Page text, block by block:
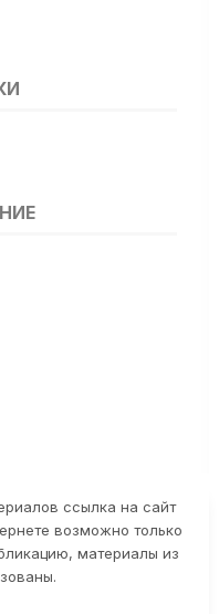
ссылка на сайт
возможно только
материалы из